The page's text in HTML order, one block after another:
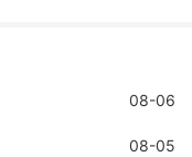
08-06
08-05